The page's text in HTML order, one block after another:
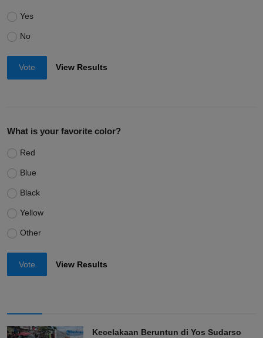
Yes
No
Vote View Results
What is your favorite color?
Red
Blue
Black
Yellow
Other
Vote View Results
Kecelakaan Beruntun di Yos Sudarso